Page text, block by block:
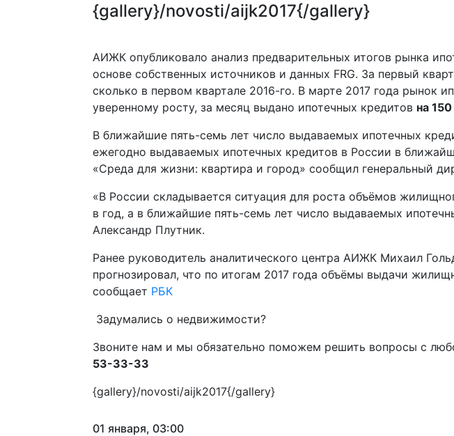
{gallery}/novosti/aijk2017{/gallery}
АИЖК опубликовало анализ предварительных итогов рынка
основе собственных источников и данных FRG. За первый
сколько в первом квартале 2016-го. В марте 2017 года рынок
уверенному росту, за месяц выдано ипотечных кредитов на
В ближайшие пять-семь лет число выдаваемых ипотечных
ежегодно выдаваемых ипотечных кредитов в России в
«Среда для жизни: квартира и город» сообщил генеральный
«В России складывается ситуация для роста объёмов
в год, а в ближайшие пять-семь лет число выдаваемых
Александр Плутник.
Ранее руководитель аналитического центра АИЖК Михаил
прогнозировал, что по итогам 2017 года объёмы выдачи
сообщает РБК
Задумались о недвижимости?
Звоните нам и мы обязательно поможем решить вопросы с
53-33-33
{gallery}/novosti/aijk2017{/gallery}
01 января, 03:00